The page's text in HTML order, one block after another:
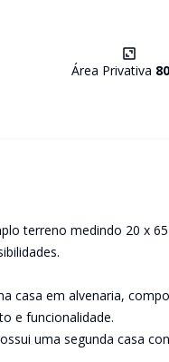
Área Privativa 80
terreno medindo 20 x
casa em alvenaria,
e funcionalidade.
uma segunda casa